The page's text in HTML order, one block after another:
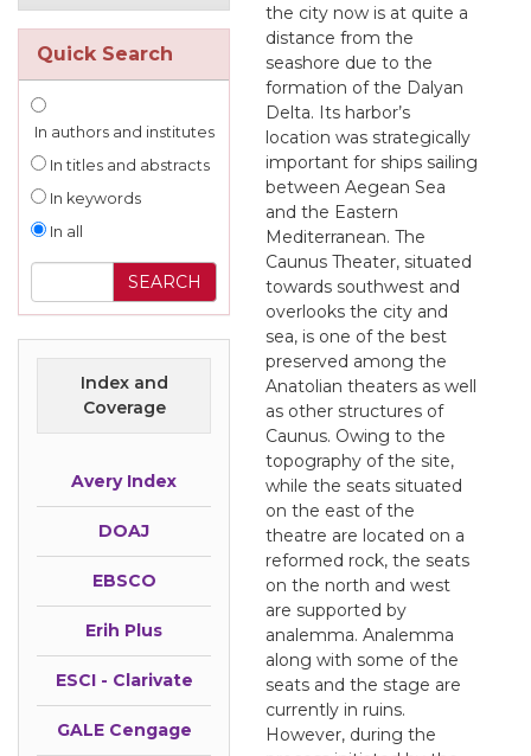
Quick Search
In authors and institutes
In titles and abstracts
In keywords
In all
Index and
Coverage
Avery Index
DOAJ
EBSCO
Erih Plus
ESCI - Clarivate
GALE Cengage
the city now is at quite a
distance from the
seashore due to the
formation of the Dalyan
Delta. Its harbor’s
location was strategically
important for ships sailing
between Aegean Sea
and the Eastern
Mediterranean. The
Caunus Theater, situated
towards southwest and
overlooks the city and
sea, is one of the best
preserved among the
Anatolian theaters as well
as other structures of
Caunus. Owing to the
topography of the site,
while the seats situated
on the east of the
theatre are located on a
reformed rock, the seats
on the north and west
are supported by
analemma. Analemma
along with some of the
seats and the stage are
currently in ruins.
However, during the